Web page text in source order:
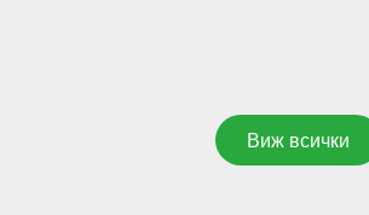
Виж всички
Виж всички